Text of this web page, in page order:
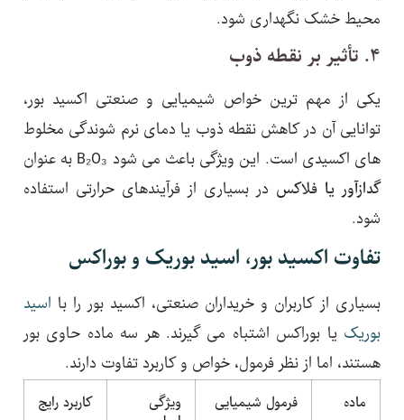
محیط خشک نگهداری شود.
یکی از مهم ترین خواص شیمیایی و صنعتی اکسید بور،
توانایی آن در کاهش نقطه ذوب یا دمای نرم شوندگی مخلوط
های اکسیدی است. این ویژگی باعث می شود B₂O₃ به عنوان
گدازآور یا فلاکسدر بسیاری از فرآیندهای حرارتی استفاده
شود.
تفاوت اکسید بور، اسید بوریک و بوراکس
بسیاری از کاربران و خریداران صنعتی، اکسید بور را بااسید
بوریکیا بوراکس اشتباه می گیرند. هر سه ماده حاوی بور
هستند، اما از نظر فرمول، خواص و کاربرد تفاوت دارند.
ماده فرمول شیمیایی
ویژگی
کاربرد رایج